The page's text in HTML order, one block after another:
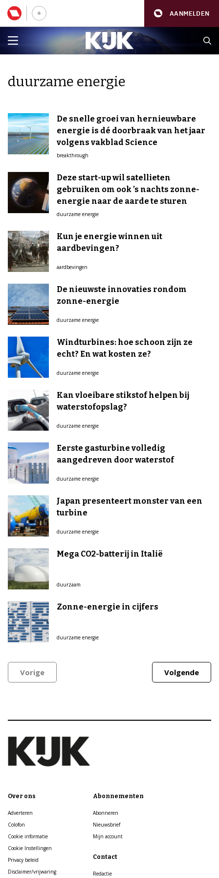
AANMELDEN
duurzame energie
De snelle groei van hernieuwbare
energie is dé doorbraak van het jaar
volgens vakblad Science
breakthrough
Deze start-up wil satellieten
gebruiken om ook ’s nachts zonne-
energie naar de aarde te sturen
duurzame energie
Kun je energie winnen uit
aardbevingen?
aardbevingen
De nieuwste innovaties rondom
zonne-energie
duurzame energie
Windturbines: hoe schoon zijn ze
echt? En wat kosten ze?
duurzame energie
Kan vloeibare stikstof helpen bij
waterstofopslag?
duurzame energie
Eerste gasturbine volledig
aangedreven door waterstof
duurzame energie
Japan presenteert monster van een
turbine
duurzame energie
Mega CO2-batterij in Italië
duurzaam
Zonne-energie in cijfers
duurzame energie
Vorige Volgende
Over ons
Adverteren
Colofon
Cookie informatie
Cookie Instellingen
Privacy beleid
Disclaimer/vrijwaring
Abonnementen
Abonneren
Nieuwsbrief
Mijn account
Contact
Redactie